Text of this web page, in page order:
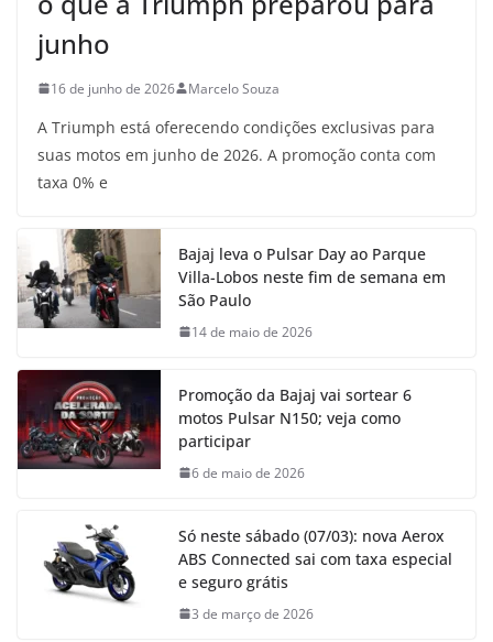
junho
16 de junho de 2026 Marcelo Souza
A Triumph está oferecendo condições exclusivas para
suas motos em junho de 2026. A promoção conta com
taxa 0% e
Bajaj leva o Pulsar Day ao Parque
Villa-Lobos neste fim de semana em
São Paulo
14 de maio de 2026
Promoção da Bajaj vai sortear 6
motos Pulsar N150; veja como
participar
6 de maio de 2026
Só neste sábado (07/03): nova Aerox
ABS Connected sai com taxa especial
e seguro grátis
3 de março de 2026